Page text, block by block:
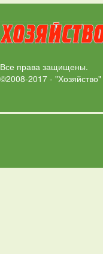
Все права защищены.
©2008-2017 - "Хозяйство"